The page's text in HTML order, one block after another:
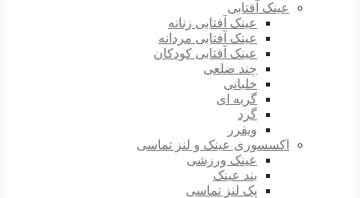
عینک آفتابی
عینک آفتابی زنانه
عینک آفتابی مردانه
عینک آفتابی کودکان
چند ضلعی
خلبانی
گربه ای
گرد
ویفرر
اکسسوری عینک و لنز تماسی
عینک ورزشی
بند عینک
پک لنز تماسی